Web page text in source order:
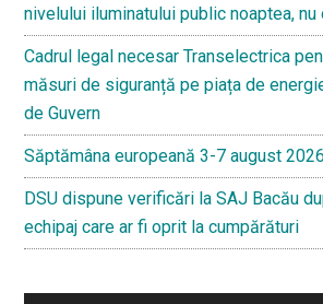
nivelului iluminatului public noaptea, nu
Cadrul legal necesar Transelectrica
măsuri de siguranță pe piața de
de Guvern
Săptămâna europeană 3-7 august 2026
DSU dispune verificări la SAJ Bacău
echipaj care ar fi oprit la cumpărături